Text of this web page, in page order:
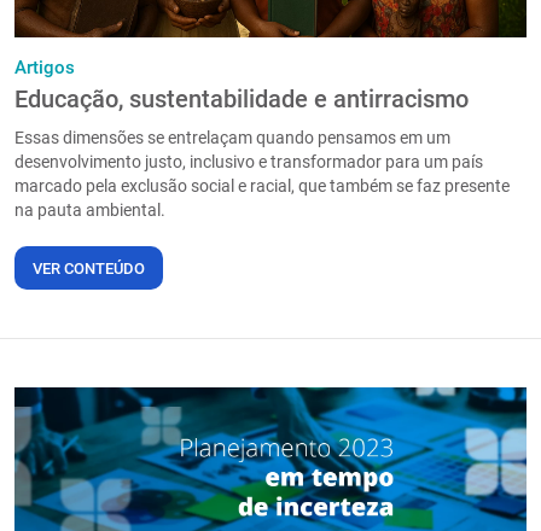
Artigos
Educação, sustentabilidade e antirracismo
Essas dimensões se entrelaçam quando pensamos em um
desenvolvimento justo, inclusivo e transformador para um país
marcado pela exclusão social e racial, que também se faz presente
na pauta ambiental.
VER CONTEÚDO